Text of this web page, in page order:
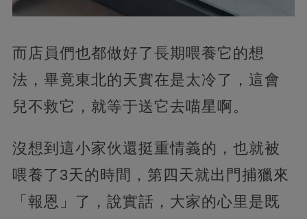
而店員們也都做好了長期喂養它的想
法，畢竟東北的天實在是太冷了，這會
兒不救它，就等于送它去喵星啊。
沒想到這小家伙還挺重情義的，也就被
喂養了3天的時間，第四天就出門捕獵來
「報恩」了，說實話，大家的心里是既